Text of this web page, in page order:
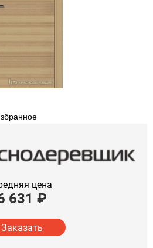
цена
631 ₽
Заказать